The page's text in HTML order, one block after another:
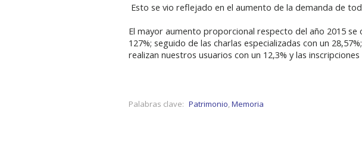
Esto se vio reflejado en el aumento de la demanda de
El mayor aumento proporcional respecto del año 2015
127%; seguido de las charlas especializadas con un
realizan nuestros usuarios con un 12,3% y las inscripciones
Palabras clave: Patrimonio,Memoria